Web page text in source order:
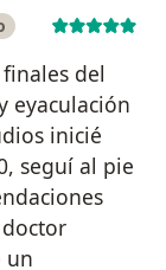
del
eyaculación
inicié
seguí al pie
un